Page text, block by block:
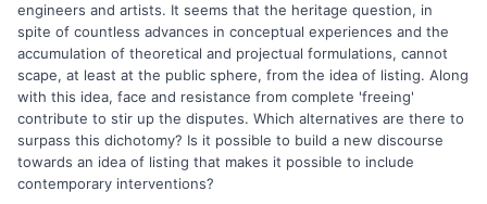
engineers and artists. It seems that the heritage question, in
spite of countless advances in conceptual experiences and the
accumulation of theoretical and projectual formulations, cannot
scape, at least at the public sphere, from the idea of listing. Along
with this idea, face and resistance from complete 'freeing'
contribute to stir up the disputes. Which alternatives are there to
surpass this dichotomy? Is it possible to build a new discourse
towards an idea of listing that makes it possible to include
contemporary interventions?